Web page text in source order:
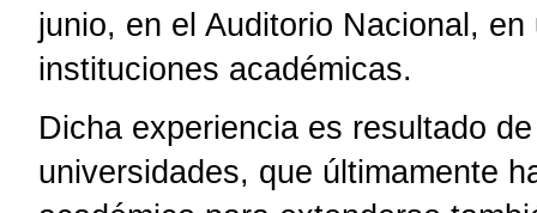
junio, en el Auditorio Nacional,
instituciones académicas.
Dicha experiencia es resultado
universidades, que últimamente